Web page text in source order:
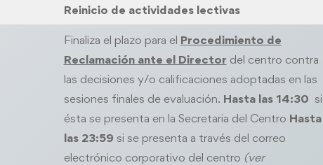
Reinicio de actividades lectivas
Finaliza el plazo para el Procedimiento de
Reclamación ante el Director del centro contra
las decisiones y/o calificaciones adoptadas en las
sesiones finales de evaluación. Hasta las 14:30 si
ésta se presenta en la Secretaria del Centro Hasta
las 23:59 si se presenta a través del correo
electrónico corporativo del centro (ver